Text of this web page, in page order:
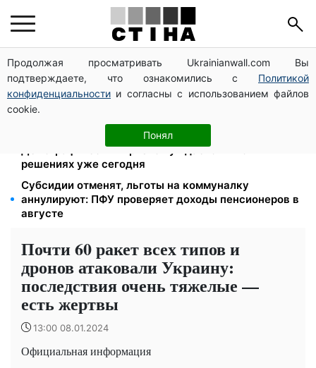
Продолжая просматривать Ukrainianwall.com Вы
подтверждаете, что ознакомились с Политикой
конфиденциальности и согласны с использованием файлов
cookie.
Понял
Работаете полный день — получайте єЯсла: ПФУ
объяснил условия помощи на ребенка 1-3 года
113 млрд грн задолжали украинцы за коммуналку:
830 тысяч производств в реестре должников
Директор ДОЗ Киева Татьяна Мостепан:
Демографический кризис нуждается в новых
решениях уже сегодня
Субсидии отменят, льготы на коммуналку
аннулируют: ПФУ проверяет доходы пенсионеров в
августе
Почти 60 ракет всех типов и
дронов атаковали Украину:
последствия очень тяжелые —
есть жертвы
13:00 08.01.2024
Официальная информация